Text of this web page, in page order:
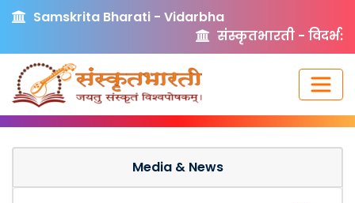
Samskrita Bharati - Vidarbha
संस्कृतभारती - विदर्भ:
Media & News